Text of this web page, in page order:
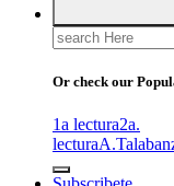
Search
for:
Or check our
1a lectura2a.
lecturaA.T